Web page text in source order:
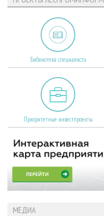
Библиотека специалиста
Приоритетные инвестпроекты
МЕДИА